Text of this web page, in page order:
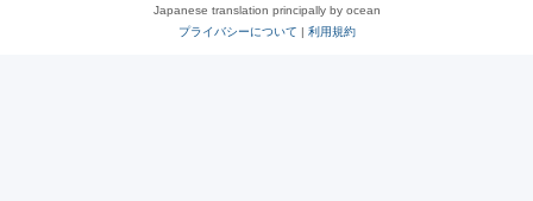
Japanese translation principally by ocean
プライバシーについて | 利用規約